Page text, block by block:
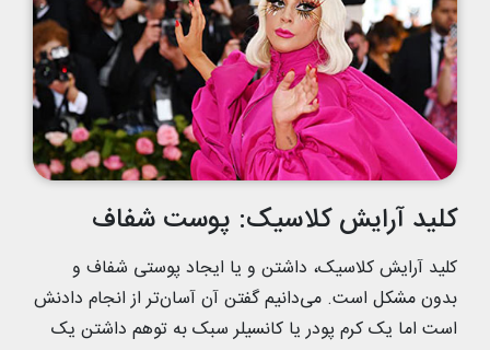
کلید آرایش کلاسیک: پوست شفاف
کلید آرایش کلاسیک، داشتن و یا ایجاد پوستی شفاف و
بدون مشکل است. می‌دانیم گفتن آن آسان‌تر از انجام دادنش
است اما یک کرم پودر یا کانسیلر سبک به توهم داشتن یک